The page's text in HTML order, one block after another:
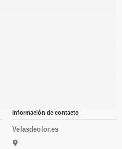
Información de contacto
Velasdeolor.es